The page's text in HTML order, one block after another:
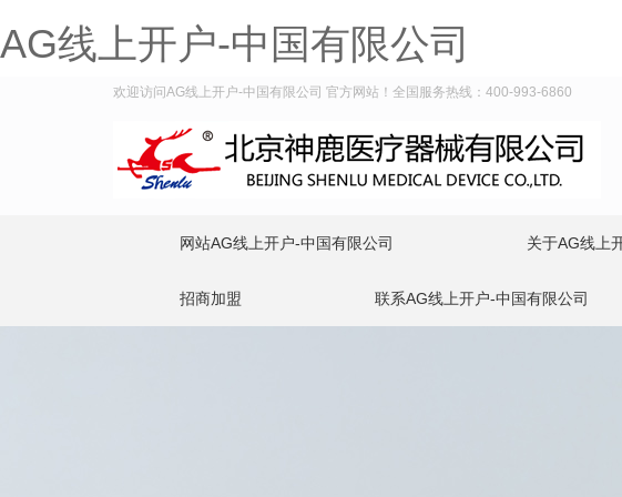
AG线上开户-中国有限公司
欢迎访问AG线上开户-中国有限公司 官方网站！全国服务热线：400-993-6860
网站AG线上开户-中国有限公司 关于AG线上
招商加盟 联系AG线上开户-中国有限公司